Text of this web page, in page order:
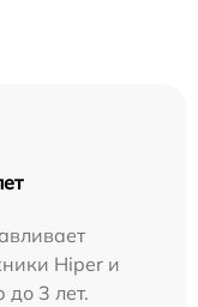
Hiper и
до 3 лет.